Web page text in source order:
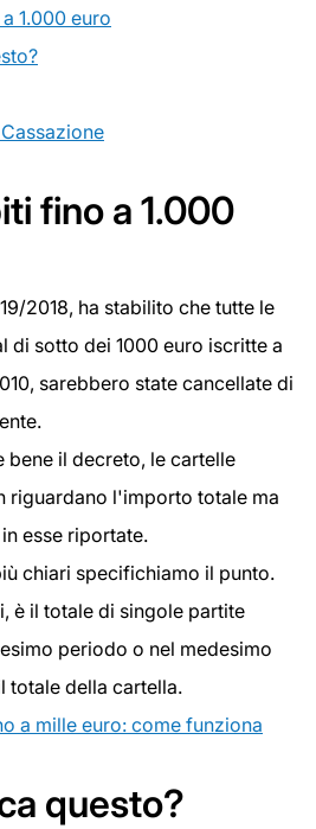
1.000 euro
fino a 1.000
2018, ha stabilito che tutte le
di sotto dei 1000 euro iscritte a
sarebbero state cancellate di
bene il decreto, le cartelle
riguardano l'importo totale ma
esse riportate.
chiari specifichiamo il punto.
è il totale di singole partite
periodo o nel medesimo
totale della cartella.
a mille euro: come funziona
questo?